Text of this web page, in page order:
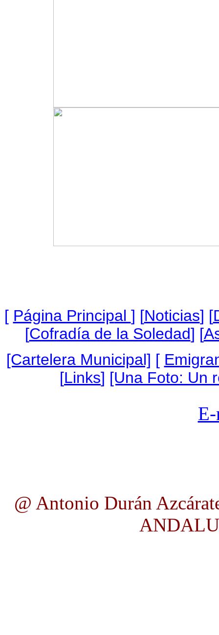
[ Página Principal ] [Noticias] [
[Cofradía de la Soledad] [
[Cartelera Municipal] [
[Links] [Una Foto: Un
@ Antonio Durán